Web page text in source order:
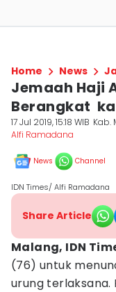
Home News
Jemaah Haji
Berangkat
17 Jul 2019, 15:18 WIB Kab.
Alfi Ramadana
News Channel
IDN Times/ Alfi Ramadana
Share Article
Malang, IDN
(76) untuk
urung